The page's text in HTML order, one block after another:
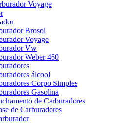
Voyage
Brosol
Voyage
Vw
Weber 460
álcool
Corpo Simples
Gasolina
de Carburadores
de Carburadores